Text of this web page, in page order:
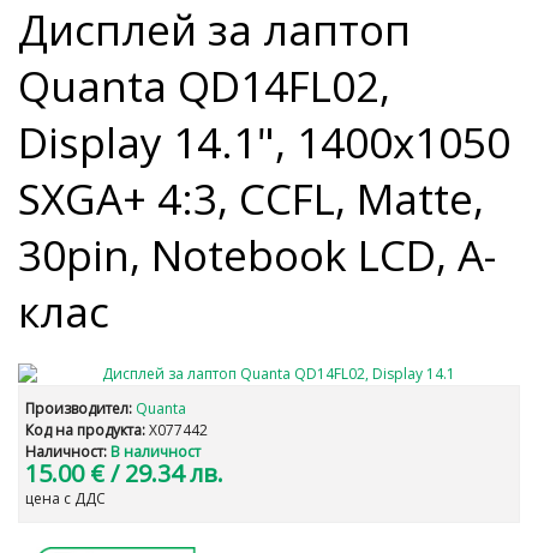
Дисплей за лаптоп
Quanta QD14FL02,
Display 14.1", 1400x1050
SXGA+ 4:3, CCFL, Matte,
30pin, Notebook LCD, A-
клас
Производител: Quanta
Код на продукта:X077442
Наличност: В наличност
15.00 €/ 29.34 лв.
цена с ДДС